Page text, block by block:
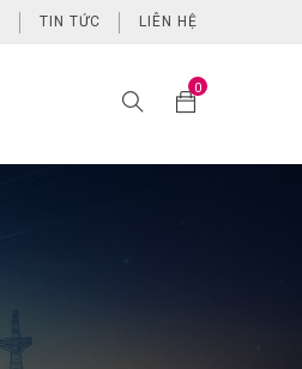
TIN TỨC LIÊN HỆ
0